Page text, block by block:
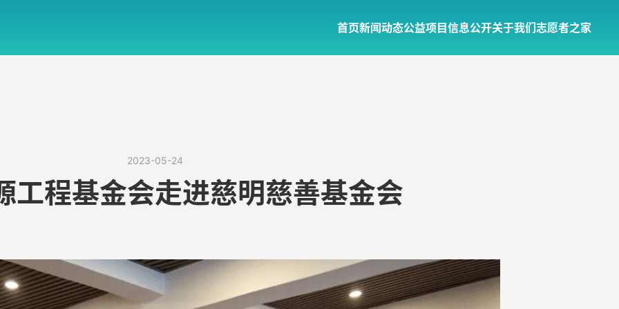
首页新闻动态公益项目 信息公开关于我们志愿者之家
2023-05-24
工程基金会走进慈明慈善基金会